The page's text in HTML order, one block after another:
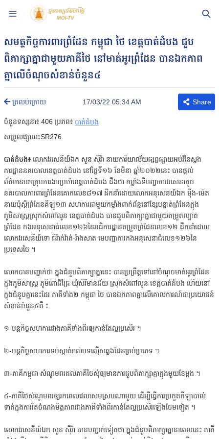
សមត្ថកិច្ចការពារព្រំដែន កម្ពុជា ថៃ ខេត្តបាត់ដំបង ជួប
ពិភាក្សាគ្នាជាមួយភាគីថៃ នៅមាត់អូរព្រំដែន បានឯកភាព
គ្នាលើចំណុចសំខាន់ចំនួន៤
ត្រលប់ក្រោយ 17/03/22 05:34 AM Share
ចំនួនទស្សនា៖ 406 ប្រភព៖ បាត់ដំបង
សម្រួលផ្សាយ៖SR276
បាត់ដំបង៖ លោកវរសេនីយ៍ឯក សួន ស៊ីរ៉ា នាយការិយាល័យផ្សព្វផ្សាយអប់រំនៃស្នង
ការដ្ឋាននគរបាលខេត្តបាត់ដំបង នៅថ្ងៃទី១៦ ខែមិនា ឆ្នាំ២០២២នេះ បានផ្តល់
ព័ត៌មានមកក្រុមការងារប្រចាំខេត្តបាត់ដំបង ដឹងថា កម្លាំងទីបញ្ជាការវរសេនាតូច
នគរបាលការពារព្រំដែនគោកលេខ៨១៧ ដឹកនាំដោយលោកអនុសេនយ៍ឯក មុឹង-ម៉េត
នាយប៉ុស្តិ៍ព្រំដែនគីឡូ១៣ សហការជាមួយកម្លាំងពាក់ព័ន្ធនៅខ្សែបន្ទាត់ព្រំដែនក្នុង
ភូមិសាស្ត្រស្រុកសំពៅលូន ខេត្តបាត់ដំបង បានជួបពិភាក្សាគ្នាជាមួយតម្រួតល្បាត
ព្រំដែន កងអនុសេនាធំលេខ១២៦នៃអធិការដ្ឋានតម្រួតព្រំដែនលេខ១២ ដឹកនាំដោយ
លោកវរសេនីយ៍ទោ ជិរ៉ាក់វ៉ាត់-រ៉ាងសាត មេបញ្ជាការកងអនុសេនាធំលេខ១២៦នៃ
ប្រទេសថៃ ។
លោកបានបញ្ជាក់ថា ក្នុងជំនួបពិភាក្សាគ្នានេះ បានប្រព្រឹត្តទៅនៅចំណុចមាត់អូរព្រំដែន
ក្នុងភូមិសាស្ត្រ ភូមិពោធិ៍ជ្រៃ ឃុំសិរីមានជ័យ ស្រុកសំពៅលូន ខេត្តបាត់ដំបង ហើយនៅ
ក្នុងជំនួបគ្នានេះដែរ ភាគីទាំង២ កម្ពុជា ថៃ បានឯកភាពគ្នាលើគោលការណ៍ជាប្រយោជន៍
សំខាន់ចំនួន៤គឺ ៖
១-បន្តកិច្ចសហការរវាងភាគីទាំងពីរឲ្យកាន់តែល្អប្រសេីរ ។
២-បន្តកិច្ចសហការទប់ស្កាត់រាល់បទល្មេីសឆ្លងដែនគ្រប់ប្រភេទ ។
៣-ភាគីកម្ពុជា សំណូមពរដល់ភាគីថៃសុំឲ្យមានការជួបពិភាក្សាគ្នាក្នុងមួយខែម្តង ។
៤-ភាគីថៃសំណូមពរឲ្យរកពេលវេលាសមស្របណាមួយ ដើម្បីធ្វើការប្រកួតកីឡាបាល់
ទាត់ក្នុងការរិតចំណងមិត្តភាពរវាងភាគីទាំងពីរកាន់តែល្អប្រសើរឡើងថែមទៀត ។
លោកវរសេនីយ៍ឯក សួន ស៊ីរ៉ា បានបញ្ជាក់ទៀតថា ក្នុងជំនួបពិភាក្សាគ្នានាពេលនេះ ភាគី